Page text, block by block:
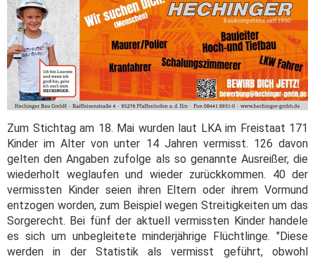
Zum Stichtag am 18. Mai wurden laut LKA im Freistaat 171
Kinder im Alter von unter 14 Jahren vermisst. 126 davon
gelten den Angaben zufolge als so genannte Ausreißer, die
wiederholt weglaufen und wieder zurückkommen. 40 der
vermissten Kinder seien ihren Eltern oder ihrem Vormund
entzogen worden, zum Beispiel wegen Streitigkeiten um das
Sorgerecht. Bei fünf der aktuell vermissten Kinder handele
es sich um unbegleitete minderjährige Flüchtlinge. "Diese
werden in der Statistik als vermisst geführt, obwohl